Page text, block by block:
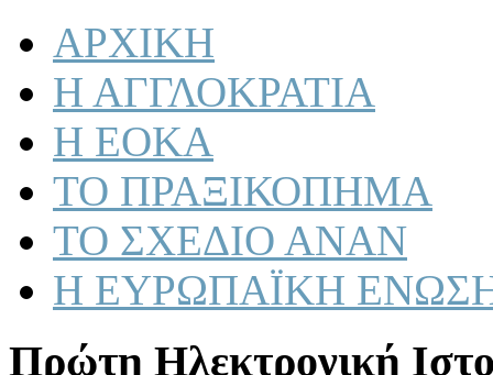
ΑΡΧΙΚΗ
Η ΑΓΓΛΟΚΡΑΤΙΑ
Η ΕΟΚΑ
ΤΟ ΠΡΑΞΙΚΟΠΗΜΑ
ΤΟ ΣΧΕΔΙΟ ΑΝΑΝ
Η ΕΥΡΩΠΑΪΚΗ
Πρώτη Ηλεκτρονική